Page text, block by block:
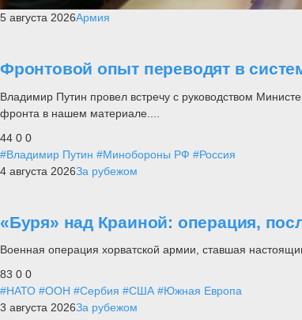
5 августа 2026Армия
Фронтовой опыт переводят в
Владимир Путин провел встречу с руководством
фронта в нашем материале....
44 0 0
#Владимир Путин #Минобороны РФ #Россия
4 августа 2026За рубежом
«Буря» над Краиной: операция,
Военная операция хорватской армии, ставшая
83 0 0
#НАТО #ООН #Сербия #США #Южная Европа
3 августа 2026За рубежом